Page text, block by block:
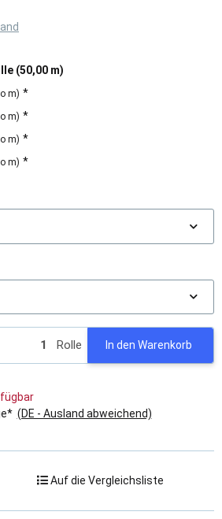
(50,00 m)
m) *
m) *
m) *
m) *
Rolle In den Warenkorb
(DE - Ausland abweichend)
Auf die Vergleichsliste